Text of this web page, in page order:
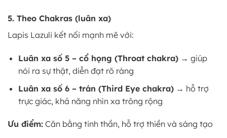
5. Theo Chakras (luân xa)
Lapis Lazuli kết nối mạnh mẽ với:
Luân xa số 5 – cổ họng (Throat chakra)→ giúp
nói ra sự thật, diễn đạt rõ ràng
Luân xa số 6 – trán (Third Eye chakra)→ hỗ trợ
trực giác, khả năng nhìn xa trông rộng
Ưu điểm: Cân bằng tinh thần, hỗ trợ thiền và sáng tạo